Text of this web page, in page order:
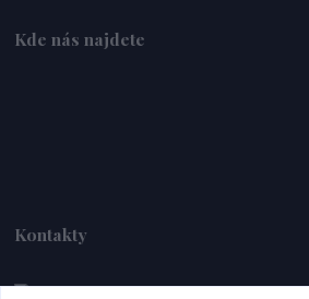
Kde nás najdete
Kontakty